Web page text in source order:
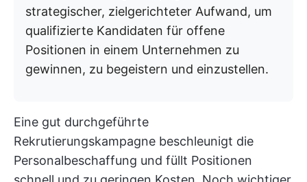
strategischer, zielgerichteter Aufwand, um
qualifizierte Kandidaten für offene
Positionen in einem Unternehmen zu
gewinnen, zu begeistern und einzustellen.
Eine gut durchgeführte
Rekrutierungskampagne beschleunigt die
Personalbeschaffung und füllt Positionen